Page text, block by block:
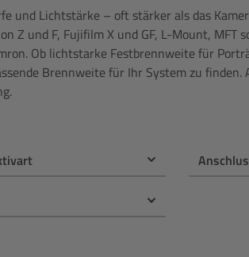
und Lichtstärke – oft stärker als das
Z und F, Fujifilm X und GF, L-Mount,
Ob lichtstarke Festbrennweite für
Brennweite für Ihr System zu finden.